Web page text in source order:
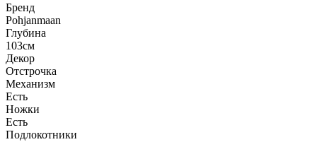
Бренд
Pohjanmaan
Глубина
103см
Декор
Отстрочка
Механизм
Есть
Ножки
Есть
Подлокотники